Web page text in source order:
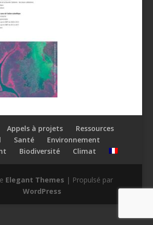
Appels à projets
Ressources
Santé
Environnement
Biodiversité Climat
Elegant Themes | Propulsé par
WordPress